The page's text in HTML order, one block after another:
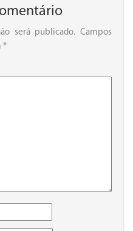
será publicado. Campos
*